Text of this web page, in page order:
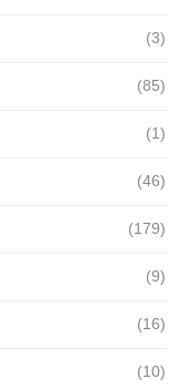
(3)
(85)
(1)
(46)
(179)
(9)
(16)
(10)